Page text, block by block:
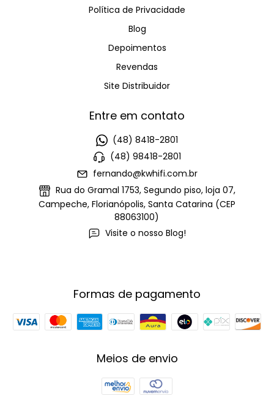
Política de Privacidade
Blog
Depoimentos
Revendas
Site Distribuidor
Entre em contato
(48) 8418-2801
(48) 98418-2801
fernando@kwhifi.com.br
Rua do Gramal 1753, Segundo piso, loja 07,
Campeche, Florianópolis, Santa Catarina (CEP
88063100)
Visite o nosso Blog!
Formas de pagamento
Meios de envio